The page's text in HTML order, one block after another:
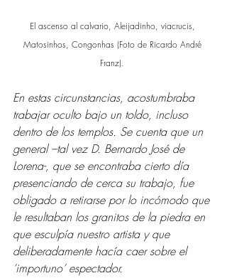
El ascenso al calvario, Aleijadinho, viacrucis,
Matosinhos, Congonhas (Foto de Ricardo André
Franz).
En estas circunstancias, acostumbraba
trabajar oculto bajo un toldo, incluso
dentro de los templos. Se cuenta que un
general –tal vez D. Bernardo José de
Lorena-, que se encontraba cierto día
presenciando de cerca su trabajo, fue
obligado a retirarse por lo incómodo que
le resultaban los granitos de la piedra en
que esculpía nuestro artista y que
deliberadamente hacía caer sobre el
‘importuno’ espectador.